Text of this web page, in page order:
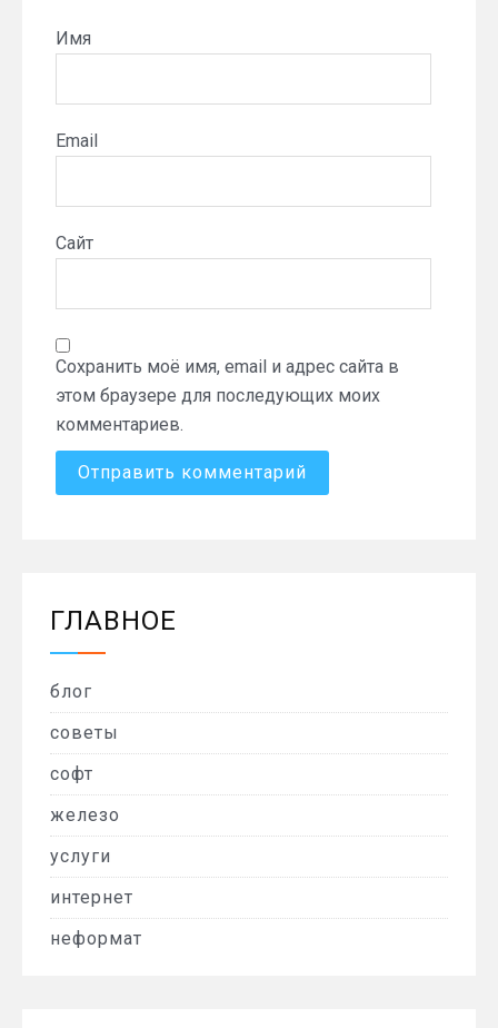
Имя
Email
Сайт
Сохранить моё имя, email и адрес сайта в
этом браузере для последующих моих
комментариев.
ГЛАВНОЕ
блог
советы
софт
железо
услуги
интернет
неформат